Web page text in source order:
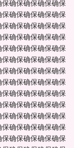
确保确保确保确保
确保确保确保确保
确保确保确保确保
确保确保确保确保
确保确保确保确保
确保确保确保确保
确保确保确保确保
确保确保确保确保
确保确保确保确保
确保确保确保确保
确保确保确保确保
确保确保确保确保
确保确保确保确保